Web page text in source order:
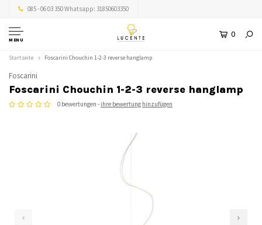
085 - 06 03 350 Whatsapp: 31850603350
MENU
0
Startseite Foscarini Chouchin 1-2-3 reverse hanglamp
Foscarini
Foscarini Chouchin 1-2-3 reverse hanglamp
0 bewertungen - ihre bewertung hinzufügen